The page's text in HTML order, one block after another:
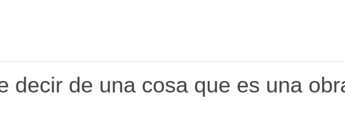
decir de una cosa que es una